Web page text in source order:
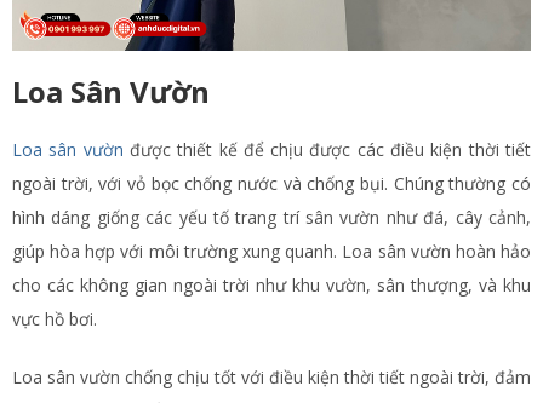
Loa Sân Vườn
Loa sân vườn được thiết kế để chịu được các điều kiện thời tiết
ngoài trời, với vỏ bọc chống nước và chống bụi. Chúng thường có
hình dáng giống các yếu tố trang trí sân vườn như đá, cây cảnh,
giúp hòa hợp với môi trường xung quanh. Loa sân vườn hoàn hảo
cho các không gian ngoài trời như khu vườn, sân thượng, và khu
vực hồ bơi.
Loa sân vườn chống chịu tốt với điều kiện thời tiết ngoài trời, đảm